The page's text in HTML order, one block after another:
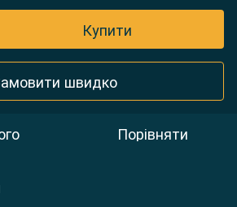
Купити
швидко
Порівняти